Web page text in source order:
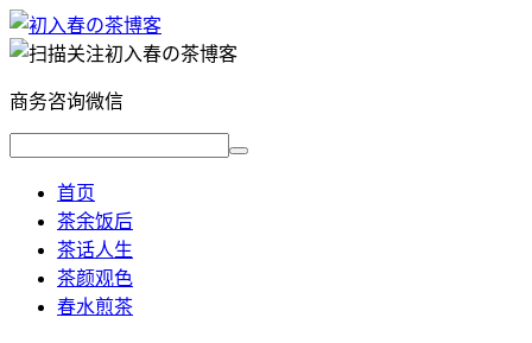
商务咨询微信
首页
茶余饭后
茶话人生
茶颜观色
春水煎茶